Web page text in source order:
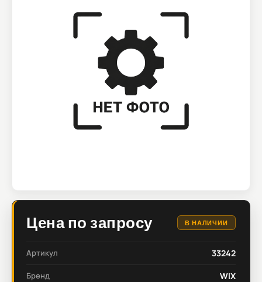
Цена по запросу В НАЛИЧИИ
Артикул 33242
Бренд WIX